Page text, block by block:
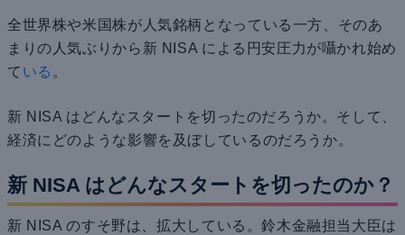
全世界株や米国株が人気銘柄となっている一方、そのあ
まりの人気ぶりから新 NISA による円安圧力が囁かれ始め
て いる 。
新 NISA はどんなスタートを切ったのだろうか。そして、
経済にどのような影響を及ぼしているのだろうか。
新 NISA はどんなスタートを切ったのか？
新 NISA のすそ野は、拡大している。鈴木金融担当大臣は